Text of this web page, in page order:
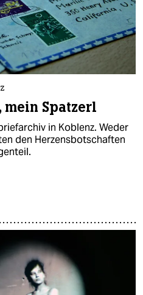
mein Spatzerl
in Koblenz. Weder
den Herzensbotschaften